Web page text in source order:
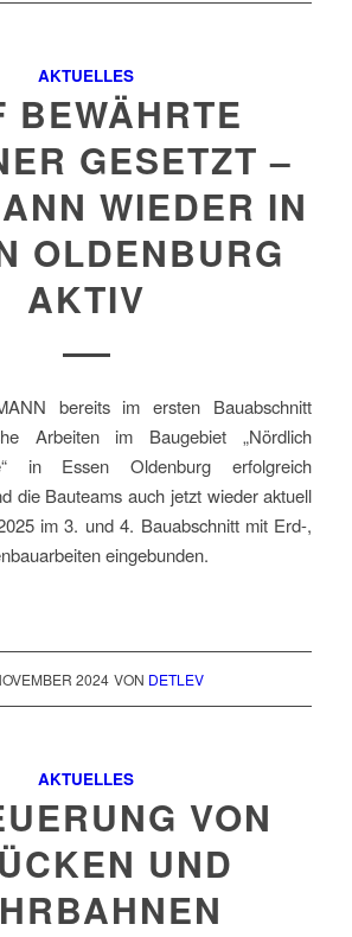
AKTUELLES
BEWÄHRTE
GESETZT –
WIEDER IN
OLDENBURG
AKTIV
bereits im ersten Bauabschnitt
Arbeiten im Baugebiet „Nördlich
in Essen Oldenburg erfolgreich
die Bauteams auch jetzt wieder aktuell
im 3. und 4. Bauabschnitt mit Erd-,
eingebunden.
2024 VON DETLEV
AKTUELLES
VON
UND